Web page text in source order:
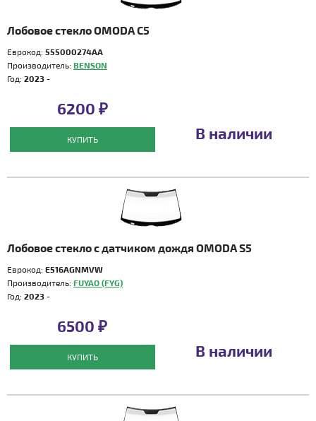
Лобовое стекло OMODA C5
Еврокод: 555000274AA
Производитель: BENSON
Год: 2023 -
6200 ₽
КУПИТЬ В наличии
Лобовое стекло с датчиком дождя OMODA S5
Еврокод: E516AGNMVW
Производитель: FUYAO (FYG)
Год: 2023 -
6500 ₽
КУПИТЬ В наличии